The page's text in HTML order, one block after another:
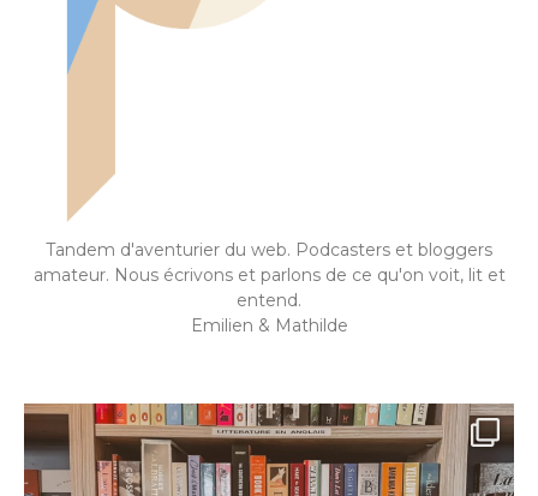
Tandem d'aventurier du web. Podcasters et bloggers
amateur. Nous écrivons et parlons de ce qu'on voit, lit et
entend.
Emilien & Mathilde